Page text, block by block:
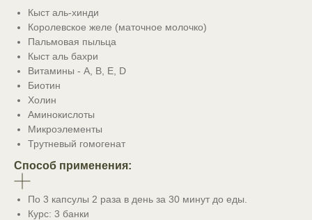
Кыст аль-хинди
Королевское желе (маточное молочко)
Пальмовая пыльца
Кыст аль бахри
Витамины - A, B, E, D
Биотин
Холин
Аминокислоты
Микроэлементы
Трутневый гомогенат
Способ применения:
По 3 капсулы 2 раза в день за 30 минут до еды.
Курс: 3 банки